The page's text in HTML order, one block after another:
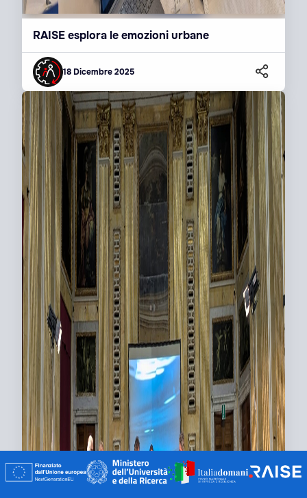
RAISE esplora le emozioni urbane
18 Dicembre 2025